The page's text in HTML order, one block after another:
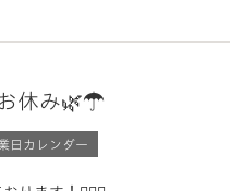
休み🌿☂️
日カレンダー